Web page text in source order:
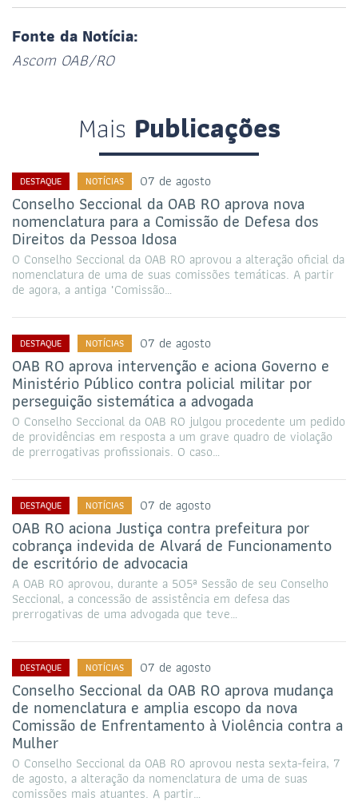
Fonte da Notícia:
Ascom OAB/RO
Mais Publicações
DESTAQUE NOTÍCIAS 07 de agosto
Conselho Seccional da OAB RO aprova nova
nomenclatura para a Comissão de Defesa dos
Direitos da Pessoa Idosa
O Conselho Seccional da OAB RO aprovou a alteração oficial da
nomenclatura de uma de suas comissões temáticas. A partir
de agora, a antiga "Comissão…
DESTAQUE NOTÍCIAS 07 de agosto
OAB RO aprova intervenção e aciona Governo e
Ministério Público contra policial militar por
perseguição sistemática a advogada
O Conselho Seccional da OAB RO julgou procedente um pedido
de providências em resposta a um grave quadro de violação
de prerrogativas profissionais. O caso…
DESTAQUE NOTÍCIAS 07 de agosto
OAB RO aciona Justiça contra prefeitura por
cobrança indevida de Alvará de Funcionamento
de escritório de advocacia
A OAB RO aprovou, durante a 505ª Sessão de seu Conselho
Seccional, a concessão de assistência em defesa das
prerrogativas de uma advogada que teve…
DESTAQUE NOTÍCIAS 07 de agosto
Conselho Seccional da OAB RO aprova mudança
de nomenclatura e amplia escopo da nova
Comissão de Enfrentamento à Violência contra a
Mulher
O Conselho Seccional da OAB RO aprovou nesta sexta-feira, 7
de agosto, a alteração da nomenclatura de uma de suas
comissões mais atuantes. A partir…